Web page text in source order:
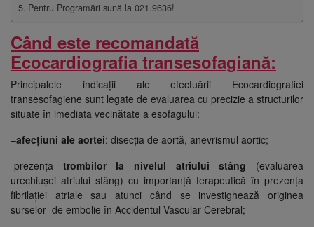
Pentru Programări sună la 021.9636!
Când este recomandată
Ecocardiografia transesofagiană:
Principalele indicații ale efectuării Ecocardiografiei
transesofagiene sunt legate de evaluarea cu precizie a structurilor
situate în imediata vecinătate a esofagului:
–afecțiuni ale aortei: disecția de aortă, anevrismul aortic;
-prezența trombilor la nivelul atriului stâng (evaluarea
urechiușei atriului stâng) cu importanță terapeutică în prezența
fibrilației atriale sau atunci când se investighează originea
surselor de embolie în Accidentul Vascular Cerebral;